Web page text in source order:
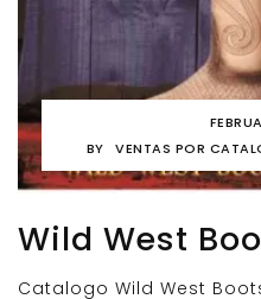
BY
VENTAS POR
Wild West
Catalogo Wild West